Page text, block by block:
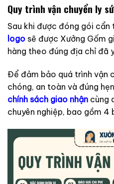
Quy trình vận chuyển ly
Sau khi được đóng gói cẩn
logo sẽ được Xưởng Gốm
hàng theo đúng địa chỉ đã
Để đảm bảo quá trình vận
chóng, an toàn và đúng
chính sách giao nhận cùng
chuyên nghiệp, bao gồm 4